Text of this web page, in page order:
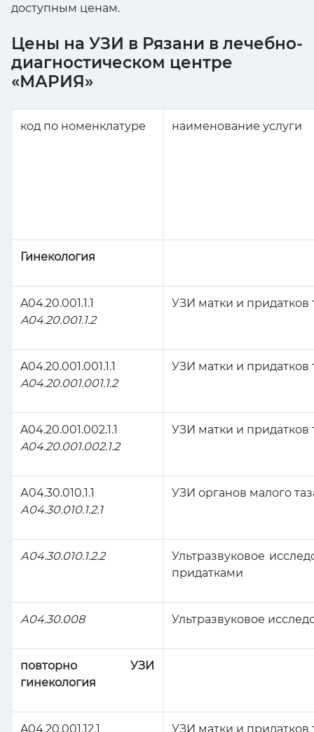
доступным ценам.
Цены на УЗИ в Рязани в лечебно-
диагностическом центре
«МАРИЯ»
код по номенклатуре наименование услуги
Гинекология
A04.20.001.1.1
A04.20.001.1.2
УЗИ матки и
A04.20.001.001.1.1
A04.20.001.001.1.2
УЗИ матки и придатков
A04.20.001.002.1.1
A04.20.001.002.1.2
УЗИ матки и придатков
А04.30.010.1.1
А04.30.010.1.2.1
УЗИ органов малого
А04.30.010.1.2.2
Ультразвуковое
придатками
А04.30.008 Ультразвуковое
повторно УЗИ
гинекология
A04.20.001.12.1 УЗИ матки и придатков